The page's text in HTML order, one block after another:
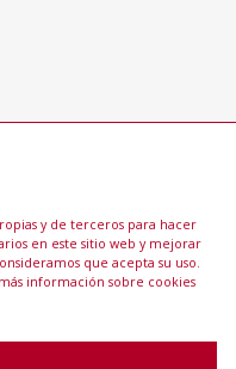
y de terceros para hacer
en este sitio web y mejorar
que acepta su uso.
información sobre cookies